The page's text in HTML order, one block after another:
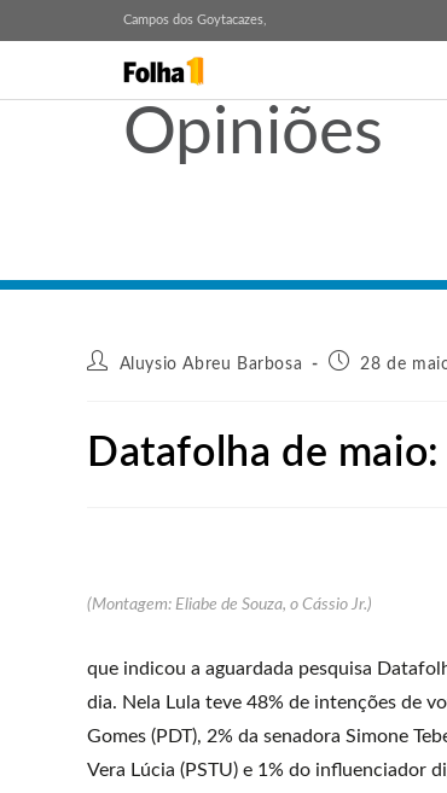
Campos dos Goytacazes,
Opiniões
Aluysio Abreu Barbosa 28 de
Datafolha de
(Montagem: Eliabe de Souza, o Cássio Jr.)
que indicou a aguardada pesquisa
dia. Nela Lula teve 48% de intenções de
Gomes (PDT), 2% da senadora Simone
Vera Lúcia (PSTU) e 1% do influenciador